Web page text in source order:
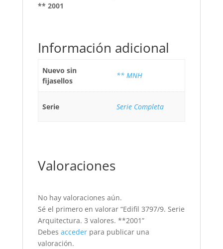
** 2001
Información adicional
Nuevo sin
fijasellos
** MNH
Serie Serie Completa
Valoraciones
No hay valoraciones aún.
Sé el primero en valorar “Edifil 3797/9. Serie
Arquitectura. 3 valores. **2001”
Debes accederpara publicar una
valoración.